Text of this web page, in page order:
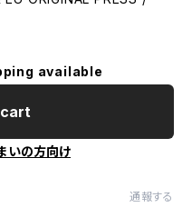
available
いの方向け
通報する